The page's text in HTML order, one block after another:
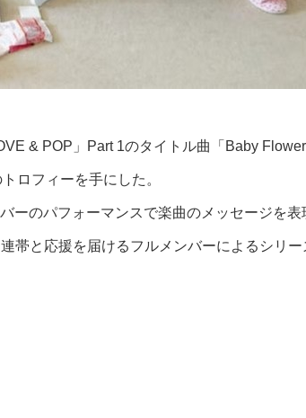
& POP」Part 1のタイトル曲「Baby Flower
ロフィーを手にした。
のパフォーマンスで楽曲のメッセージを表
と応援を届けるフルメンバーによるシリー